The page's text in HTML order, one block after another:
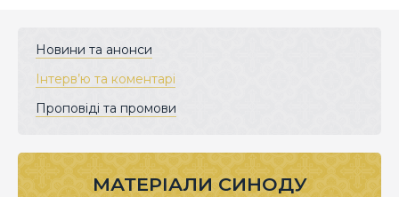
Новини та анонси
Інтерв’ю та коментарі
Проповіді та промови
МАТЕРІАЛИ СИНОДУ